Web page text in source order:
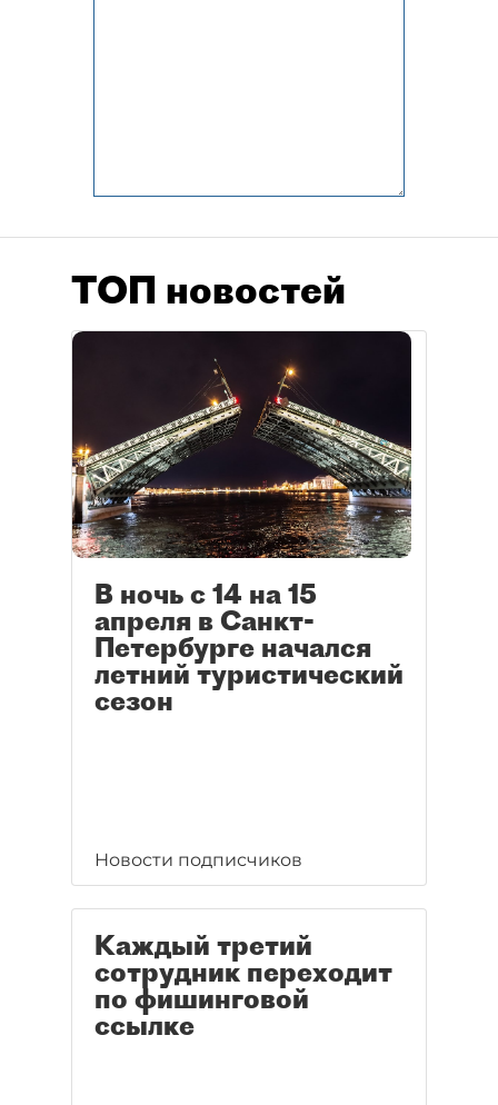
ТОП новостей
В ночь с 14 на 15
апреля в Санкт-
Петербурге начался
летний туристический
сезон
Новости подписчиков
Каждый третий
сотрудник переходит
по фишинговой
ссылке